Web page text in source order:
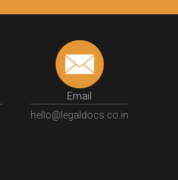
Email
hello@legaldocs.co.in